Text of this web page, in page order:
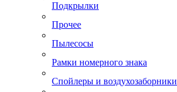
Подкрылки
Прочее
Пылесосы
Рамки номерного знака
Спойлеры и воздухозаборники